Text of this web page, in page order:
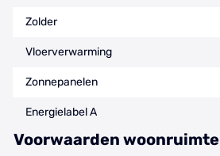
Zolder
Vloerverwarming
Zonnepanelen
Energielabel A
Voorwaarden woonruimte